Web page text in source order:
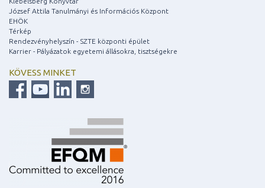
József Attila Tanulmányi és Információs Központ
EHÖK
Térkép
Rendezvényhelyszín - SZTE központi épület
Karrier - Pályázatok egyetemi állásokra, tisztségekre
KÖVESS MINKET